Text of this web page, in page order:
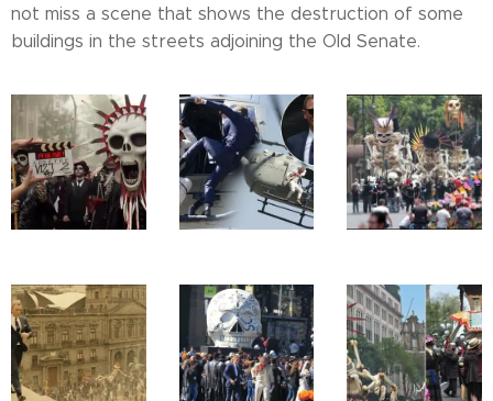
not miss a scene that shows the destruction of some
buildings in the streets adjoining the Old Senate.